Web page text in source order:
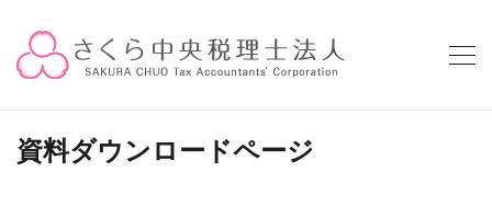
資料ダウンロードページ